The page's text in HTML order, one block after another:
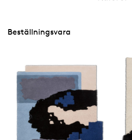
Beställningsvara